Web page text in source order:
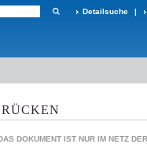
Detailsuche |
DOKUMENT IST NUR IM NETZ